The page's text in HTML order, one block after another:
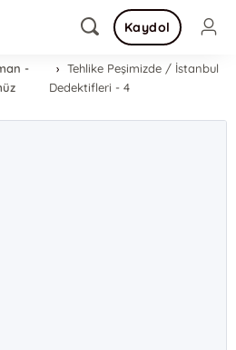
Kaydol
-
Tehlike Peşimizde / İstanbul
Dedektifleri - 4